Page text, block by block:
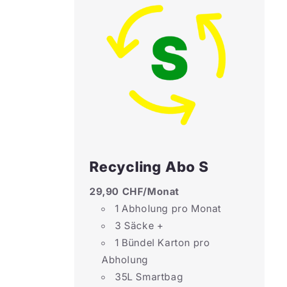
Recycling Abo S
29,90 CHF/Monat
1 Abholung pro Monat
3 Säcke +
1 Bündel Karton pro
Abholung
35L Smartbag